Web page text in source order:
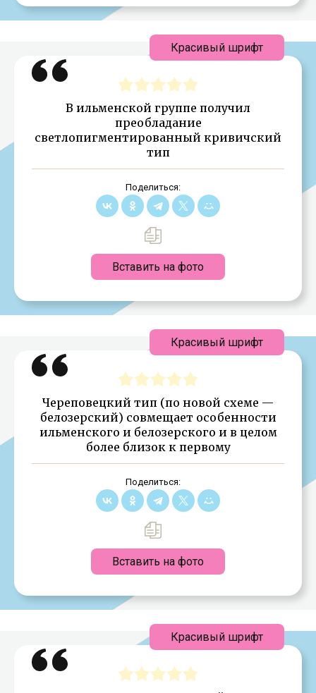
В ильменской группе получил
преобладание
светлопигментированный кривичский
тип
Поделиться:
Вставить на фото
Красивый шрифт
Череповецкий тип (по новой схеме —
белозерский) совмещает особенности
ильменского и белозерского и в целом
более близок к первому
Поделиться:
Вставить на фото
Красивый шрифт
Красивый шрифт